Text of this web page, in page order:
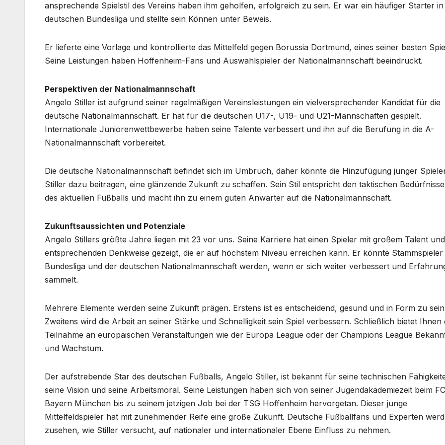
ansprechende Spielstil des Vereins haben ihm geholfen, erfolgreich zu sein. Er war ein häufiger Starter
deutschen Bundesliga und stellte sein Können unter Beweis.
Er lieferte eine Vorlage und kontrollierte das Mittelfeld gegen Borussia Dortmund, eines seiner besten
Seine Leistungen haben Hoffenheim-Fans und Auswahlspieler der Nationalmannschaft beeindruckt.
Perspektiven der Nationalmannschaft
Angelo Stiller ist aufgrund seiner regelmäßigen Vereinsleistungen ein vielversprechender Kandidat für die
deutsche Nationalmannschaft. Er hat für die deutschen U17-, U19- und U21-Mannschaften gespielt.
Internationale Juniorenwettbewerbe haben seine Talente verbessert und ihn auf die Berufung in die A-
Nationalmannschaft vorbereitet.
Die deutsche Nationalmannschaft befindet sich im Umbruch, daher könnte die Hinzufügung junger
Stiller dazu beitragen, eine glänzende Zukunft zu schaffen. Sein Stil entspricht den taktischen
des aktuellen Fußballs und macht ihn zu einem guten Anwärter auf die Nationalmannschaft.
Zukunftsaussichten und Potenziale
Angelo Stillers größte Jahre liegen mit 23 vor uns. Seine Karriere hat einen Spieler mit großem Talent
entsprechenden Denkweise gezeigt, die er auf höchstem Niveau erreichen kann. Er könnte
Bundesliga und der deutschen Nationalmannschaft werden, wenn er sich weiter verbessert und
sammelt.
Mehrere Elemente werden seine Zukunft prägen. Erstens ist es entscheidend, gesund und in Form zu
Zweitens wird die Arbeit an seiner Stärke und Schnelligkeit sein Spiel verbessern. Schließlich bietet Ihnen
Teilnahme an europäischen Veranstaltungen wie der Europa League oder der Champions League
und Wachstum.
Der aufstrebende Star des deutschen Fußballs, Angelo Stiller, ist bekannt für seine technischen
seine Vision und seine Arbeitsmoral. Seine Leistungen haben sich von seiner Jugendakademiezeit beim FC
Bayern München bis zu seinem jetzigen Job bei der TSG Hoffenheim hervorgetan. Dieser junge
Mittelfeldspieler hat mit zunehmender Reife eine große Zukunft. Deutsche Fußballfans und Experten
zusehen, wie Stiller versucht, auf nationaler und internationaler Ebene Einfluss zu nehmen.